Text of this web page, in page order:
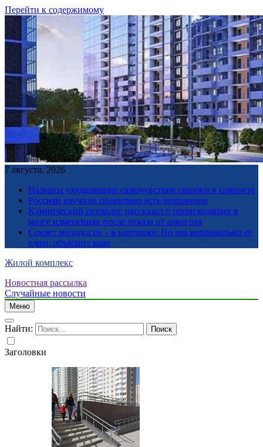
Перейти к содержимому
7 августа, 2026
Названы ухудшающие самочувствие ошибки в самолете
Россиян научили правильно есть мороженое
Клинический психолог рассказал о происходящих в
мозге изменениях после отказа от алкоголя
Секрет молодости – в картошке: Но мы неправильно ее
едим, объяснил врач
Жилой комплекс
Новостная рассылка
Случайные новости
Меню
Найти:
Заголовки